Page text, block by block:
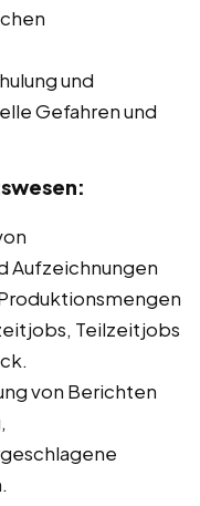
und
Gefahren und
Aufzeichnungen
Teilzeitjobs
von Berichten